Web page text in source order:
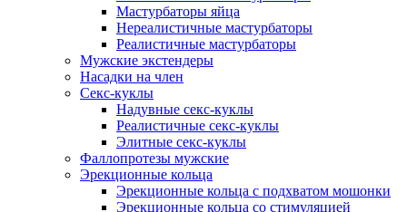
Мастурбаторы яйца
Нереалистичные мастурбаторы
Реалистичные мастурбаторы
Мужские экстендеры
Насадки на член
Секс-куклы
Надувные секс-куклы
Реалистичные секс-куклы
Элитные секс-куклы
Фаллопротезы мужские
Эрекционные кольца
Эрекционные кольца с подхватом мошонки
Эрекционные кольца со стимуляцией